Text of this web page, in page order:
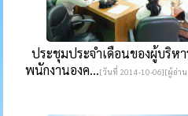
ประชุมประจำเดือนของผู้บริหา
พนักงานองค...[วันที่ 2014-10-06][ผู้อ่าน